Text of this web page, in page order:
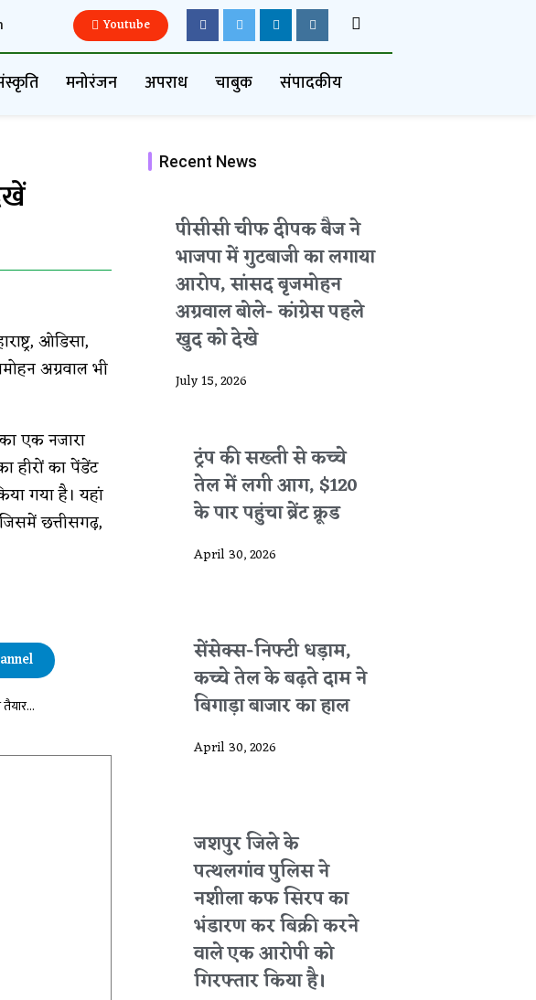
Youtube
मनोरंजन अपराध चाबुक संपादकीय
ओडिसा,
अग्रवाल भी
एक नजारा
हीरों का पेंडेंट
गया है। यहां
छत्तीसगढ़,
Recent News
पीसीसी चीफ दीपक बैज ने
भाजपा में गुटबाजी का लगाया
आरोप, सांसद बृजमोहन
अग्रवाल बोले- कांग्रेस पहले
खुद को देखे
July 15, 2026
ट्रंप की सख्ती से कच्चे
तेल में लगी आग, $120
के पार पहुंचा ब्रेंट क्रूड
April 30, 2026
सेंसेक्स-निफ्टी धड़ाम,
कच्चे तेल के बढ़ते दाम ने
बिगाड़ा बाजार का हाल
April 30, 2026
जशपुर जिले के
पत्थलगांव पुलिस ने
नशीला कफ सिरप का
भंडारण कर बिक्री करने
वाले एक आरोपी को
गिरफ्तार किया है।